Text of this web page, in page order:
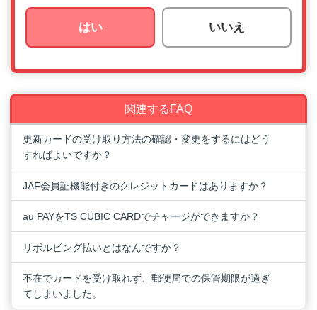
はい いいえ
関連するFAQ
更新カードの受け取り方法の確認・変更をするにはどう
すればよいですか？
JAF会員証機能付きのクレジットカードはありますか？
au PAYをTS CUBIC CARDでチャージができますか？
リボルビング払いとはなんですか？
不在でカードを受け取れず、郵便局での保管期限が過ぎ
てしまいました。